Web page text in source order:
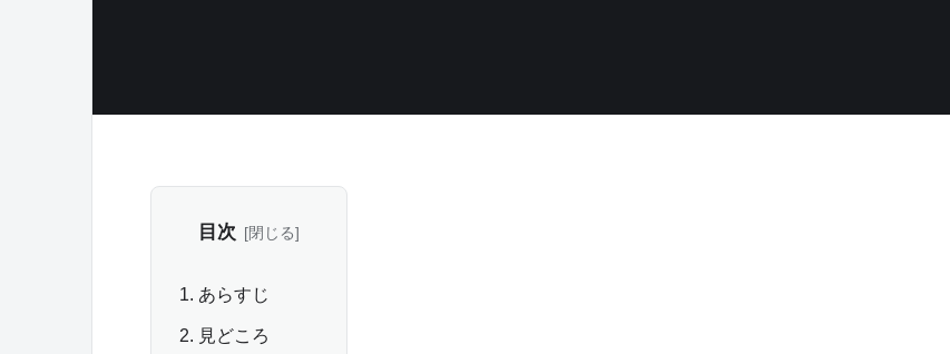
目次
あらすじ
見どころ